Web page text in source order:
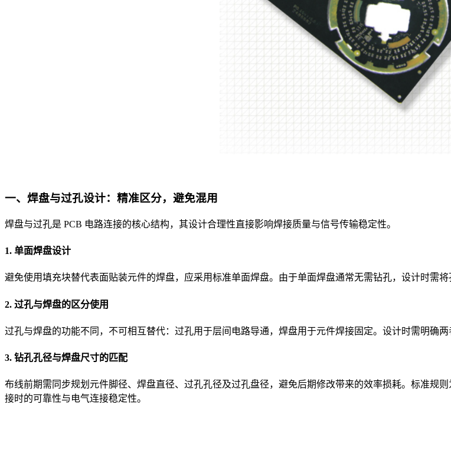
一、焊盘与过孔设计：精准区分，避免混用
焊盘与过孔是 PCB 电路连接的核心结构，其设计合理性直接影响焊接质量与信号传输稳定性。
1. 单面焊盘设计
避免使用填充块替代表面贴装元件的焊盘，应采用标准单面焊盘。由于单面焊盘通常无需钻孔，设计时需
2. 过孔与焊盘的区分使用
过孔与焊盘的功能不同，不可相互替代：过孔用于层间电路导通，焊盘用于元件焊接固定。设计时需明确
3. 钻孔孔径与焊盘尺寸的匹配
布线前期需同步规划元件脚径、焊盘直径、过孔孔径及过孔盘径，避免后期修改带来的效率损耗。标准规
接时的可靠性与电气连接稳定性。